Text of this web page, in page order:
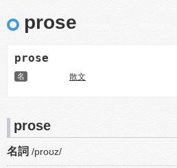
prose
prose
名 散文
prose
名詞 /proʊz/